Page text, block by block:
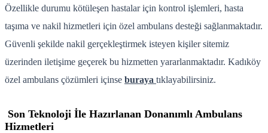
Özellikle durumu kötüleşen hastalar için kontrol işlemleri, hasta
taşıma ve nakil hizmetleri için özel ambulans desteği sağlanmaktadır.
Güvenli şekilde nakil gerçekleştirmek isteyen kişiler sitemiz
üzerinden iletişime geçerek bu hizmetten yararlanmaktadır. Kadıköy
özel ambulans çözümleri içinse buraya tıklayabilirsiniz.
Son Teknoloji İle Hazırlanan Donanımlı Ambulans
Hizmetleri